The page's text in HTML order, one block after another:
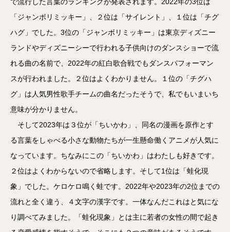
「ジャンボリミッキー」、２位は「サイレント」、１位は「チグ
ハグ」でした。3位の「ジャンボリミッキー」は東京ディズニー
ランドやディズニーシーで行われる子供向けのダンスショーで流
れる曲の名前で、2022年の紅白歌合戦でもダンスパフォーマン
スが行われました。２位はよくわかりません。１位の「チグハ
グ」は人気男性歌手チームの曲名だったそうで、私でもいまいち
意味が分かりません。
そして2023年は３位が「ちいかわ」、同名の漫画を原作とす
る言葉をしゃべる小さな動物たちが一生懸命働くアニメが人気に
なっています。ちなみにこの「ちいかわ」はわたしも好きです。
２位はよくわからないので省略します。そして1位は「蛙化現
象」でした。ケロケロ鳴く蛙です。2022年や2023年の2位までの
流れと全く違う、４文字の漢字です。一体なんだこれはと気にな
り調べてみました。「蛙化現象」とは主に若者の女性の間で起き